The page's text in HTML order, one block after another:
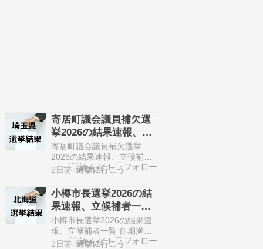
寄居町議会議員補欠選
挙2026の結果速報、立
候補者一覧（8月9日、
埼玉県）・無投票
寄居町議会議員補欠選挙
2026の結果速報、立候補者
一覧 寄居町議会議員の欠員
選挙が8月4日に告知されま
した。 定数1人に対して1人
が立候補しています。 8月9
日に投開票の予定でしたが
立候補者が定数以下だった
ので無投票での当選が確定
2日前 選挙に行こう
小樽市長選挙2026の結
果速報、立候補者一覧
（8月9日、北海道）・
無投票
小樽市長選挙2026の結果速
報、立候補者一覧 任期満了
に伴う小樽市長選挙が8月2
2日前 選挙に行こう